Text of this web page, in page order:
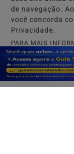
de navegação.
você concorda
Privacidade.
PARA MAIS
CLICANDO AQUI